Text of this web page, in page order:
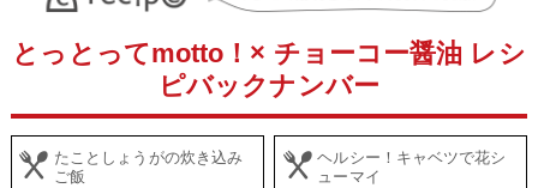
とっとってmotto！× チョーコー醤油 レシ
ピバックナンバー
たことしょうがの炊き込み
ご飯
ヘルシー！キャベツで花シ
ューマイ